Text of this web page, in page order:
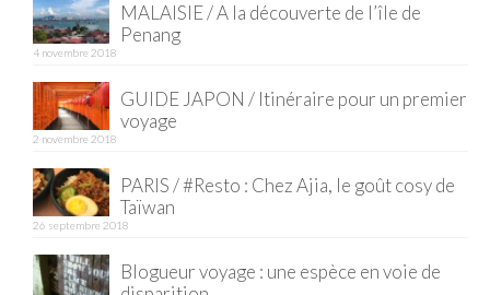
La Réunion
Poitou
Savoie
MALAISIE / A la découverte de l’île de
Penang
4 novembre 2018
GUIDE JAPON / Itinéraire pour un premier
voyage
2 novembre 2018
PARIS / #Resto : Chez Ajia, le goût cosy de
Taïwan
26 septembre 2018
Blogueur voyage : une espèce en voie de